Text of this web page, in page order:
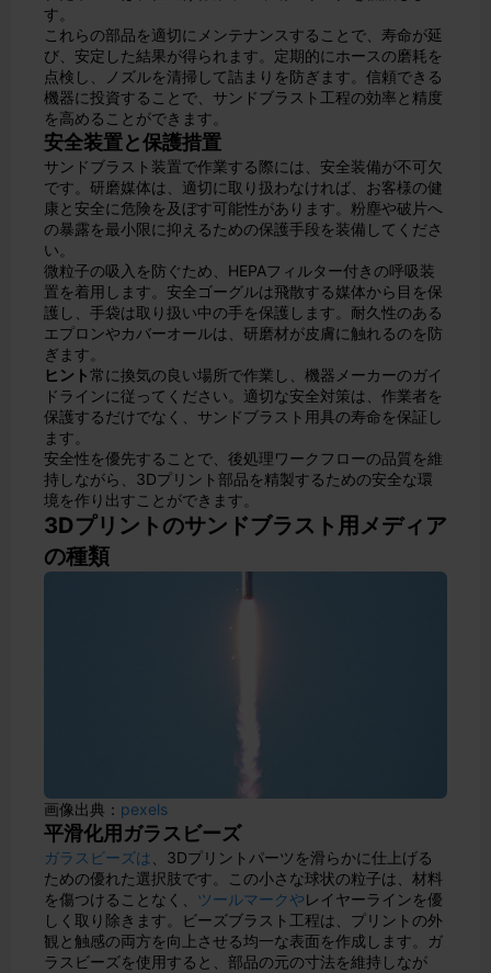
す。
これらの部品を適切にメンテナンスすることで、寿命が延
び、安定した結果が得られます。定期的にホースの磨耗を
点検し、ノズルを清掃して詰まりを防ぎます。信頼できる
機器に投資することで、サンドブラスト工程の効率と精度
を高めることができます。
安全装置と保護措置
サンドブラスト装置で作業する際には、安全装備が不可欠
です。研磨媒体は、適切に取り扱わなければ、お客様の健
康と安全に危険を及ぼす可能性があります。粉塵や破片へ
の暴露を最小限に抑えるための保護手段を装備してくださ
い。
微粒子の吸入を防ぐため、HEPAフィルター付きの呼吸装
置を着用します。安全ゴーグルは飛散する媒体から目を保
護し、手袋は取り扱い中の手を保護します。耐久性のある
エプロンやカバーオールは、研磨材が皮膚に触れるのを防
ぎます。
ヒント常に換気の良い場所で作業し、機器メーカーのガイ
ドラインに従ってください。適切な安全対策は、作業者を
保護するだけでなく、サンドブラスト用具の寿命を保証し
ます。
安全性を優先することで、後処理ワークフローの品質を維
持しながら、3Dプリント部品を精製するための安全な環
境を作り出すことができます。
3Dプリントのサンドブラスト用メディア
の種類
画像出典： pexels
平滑化用ガラスビーズ
ガラスビーズは
、3Dプリントパーツを滑らかに仕上げる
ための優れた選択肢です。この小さな球状の粒子は、材料
を傷つけることなく、 ツールマークやレイヤーラインを優
しく取り除きます。ビーズブラスト工程は、プリントの外
観と触感の両方を向上させる均一な表面を作成します。ガ
ラスビーズを使用すると、部品の元の寸法を維持しなが